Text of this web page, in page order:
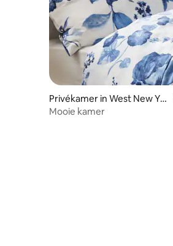
Privékamer in West New Yor
k
Mooie kamer